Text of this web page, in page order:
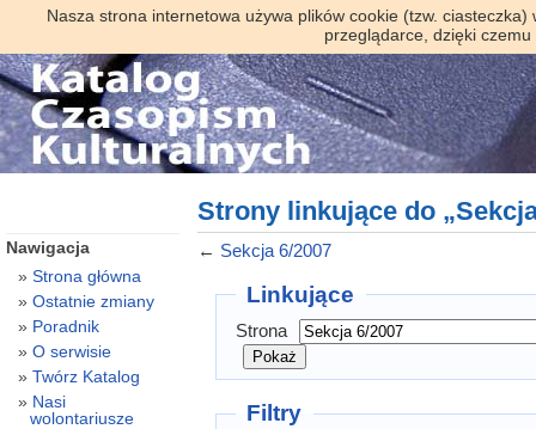
Nasza strona internetowa używa plików cookie (tzw.
przeglądarce, dzięki
Strony linkujące do
← Sekcja 6/2007
Linkujące
Strona
Filtry
Nawigacja
Strona główna
Ostatnie zmiany
Poradnik
O serwisie
Twórz Katalog
Nasi
wolontariusze